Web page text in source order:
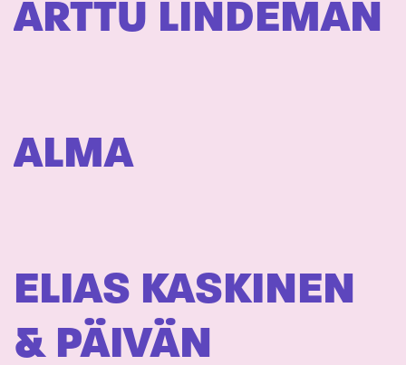
ARTTU LINDEMAN
ALMA
ELIAS KASKINEN
& PÄIVÄN